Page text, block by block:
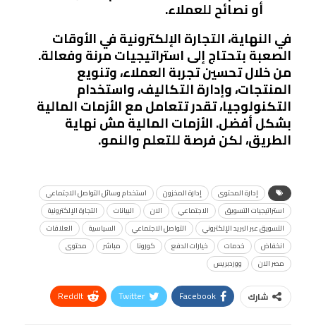
أو نصائح للعملاء.
في النهاية، التجارة الإلكترونية في الأوقات
الصعبة بتحتاج إلى استراتيجيات مرنة وفعالة.
من خلال تحسين تجربة العملاء، وتنويع
المنتجات، وإدارة التكاليف، واستخدام
التكنولوجيا، تقدر تتعامل مع الأزمات المالية
بشكل أفضل. الأزمات المالية مش نهاية
الطريق، لكن فرصة للتعلم والنمو.
إدارة المحتوى إدارة المخزون
استخدام وسائل التواصل الاجتماعي
استراتيجيات التسويق
الاجتماعي الان البيانات
التجارة الإلكترونية
التسويق عبر البريد الإلكتروني
التواصل الاجتماعي السياسية
العلاقات
انخفاض
خدمات خيارات الدفع كورونا مباشر
محتوى
مصر الان
ووردبريس
شارك Facebook
Twitter
ReddIt